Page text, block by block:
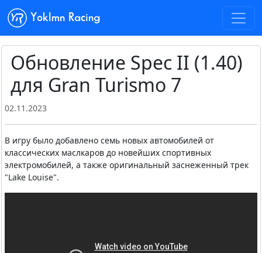
Yoklmn Racing
Обновление Spec II (1.40)
для Gran Turismo 7
02.11.2023
В игру было добавлено семь новых автомобилей от
классических маслкаров до новейших спортивных
электромобилей, а также оригинальный заснеженный трек
"Lake Louise".